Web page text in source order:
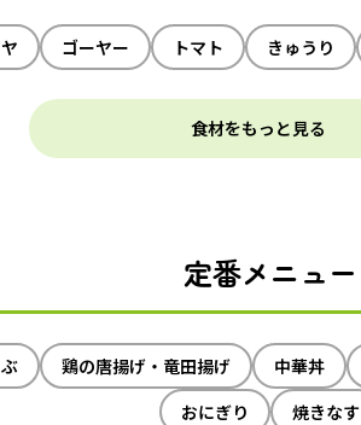
ゴーヤー トマト きゅうり
食材をもっと見る
定番メニュー
鶏の唐揚げ・竜田揚げ 中華丼
おにぎり
焼きなす